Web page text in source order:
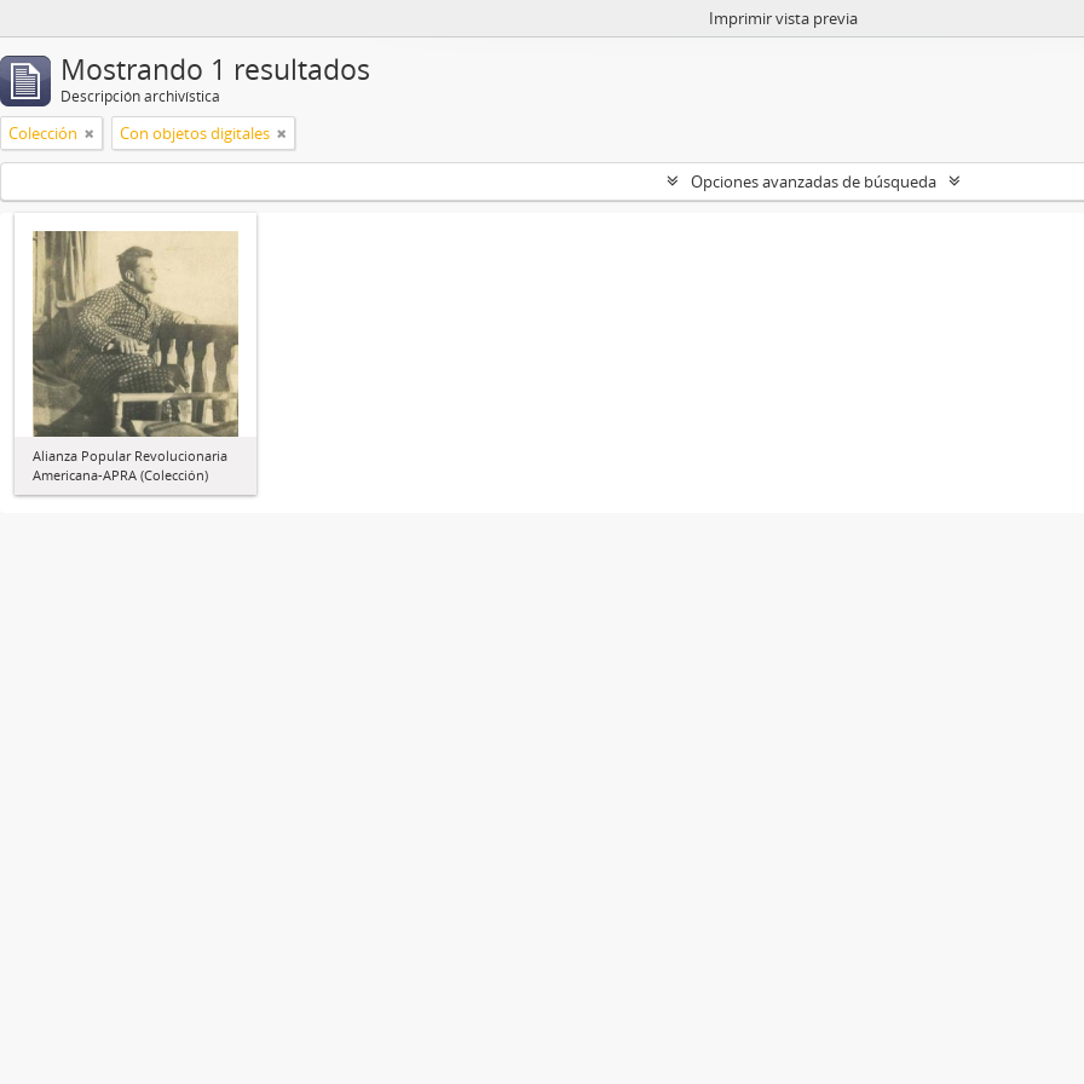
Imprimir vista previa
Mostrando 1 resultados
Descripción archivística
Colección Con objetos digitales
Opciones avanzadas de búsqueda
Alianza Popular Revolucionaria
Americana-APRA (Colección)